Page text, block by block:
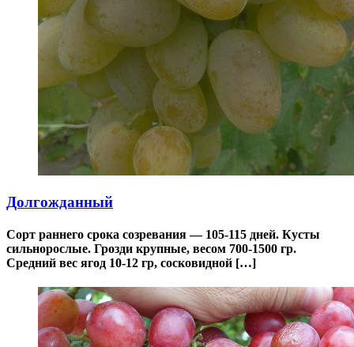
Долгожданный
Сорт раннего срока созревания — 105-115 дней. Кусты
сильнорослые. Грозди крупные, весом 700-1500 гр.
Средний вес ягод 10-12 гр, сосковидной […]